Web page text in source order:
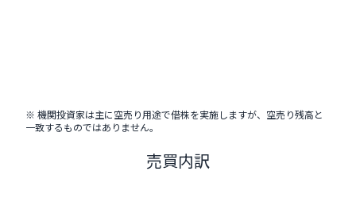
※ 機関投資家は主に空売り用途で借株を実施しますが、空売り残高と
一致するものではありません。
売買内訳